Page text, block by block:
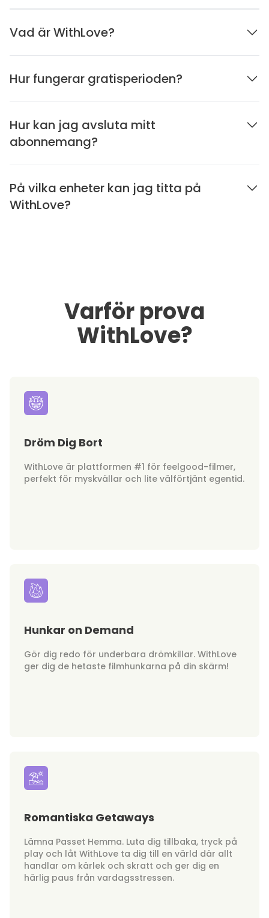
Vad är WithLove?
Hur fungerar gratisperioden?
Hur kan jag avsluta mitt
abonnemang?
På vilka enheter kan jag titta på
WithLove?
Varför prova
WithLove?
Dröm Dig Bort
WithLove är plattformen #1 för feelgood-filmer,
perfekt för myskvällar och lite välförtjänt egentid.
Hunkar on Demand
Gör dig redo för underbara drömkillar. WithLove
ger dig de hetaste filmhunkarna på din skärm!
Romantiska Getaways
Lämna Passet Hemma. Luta dig tillbaka, tryck på
play och låt WithLove ta dig till en värld där allt
handlar om kärlek och skratt och ger dig en
härlig paus från vardagsstressen.